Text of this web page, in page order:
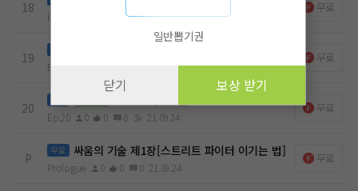
18
Ep.18 0 3.1k 21.09.23
무료
19
Ep.19 21.09.24
무료
20
Ep.20 0 0 0 3k 21.09.24
무료
P
무료 싸움의 기술 제1장[스트리트 파이터 이기는 법]
Prologue 0 0 0 21.09.24
무료
일반뽑기권
닫기 보상 받기